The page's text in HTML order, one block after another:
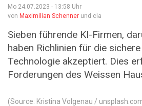
Mo 24.07.2023 - 13:58 Uhr
von Maximilian Schenner und cla
Sieben führende KI-Firmen,
haben Richlinien für die
Technologie akzeptiert. Dies
Forderungen des Weissen
(Source: Kristina Volgenau /